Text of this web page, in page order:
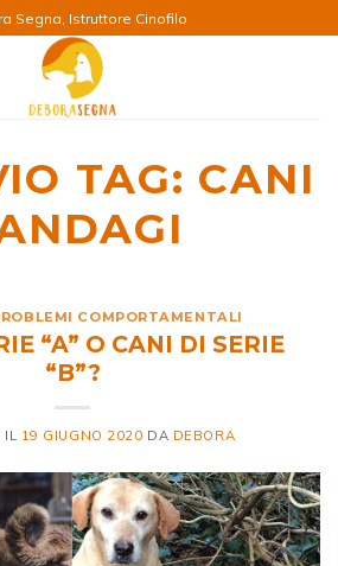
Segna, Istruttore Cinofilo
TAG: CANI
COMPORTAMENTALI
“A” O CANI DI SERIE
“B”?
IL 19 GIUGNO 2020 DA DEBORA